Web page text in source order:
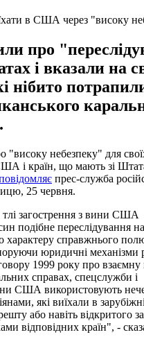
в США через "високу
про
і вказали на
нібито
небезпеку" для
і країн, що мають зі
прес-служба
25 червня.
загострення з вини США
подібне переслідування
характеру справжнього
юридичні механізми
1999 року про взаємну
справах, спецслужби і
США використовують
які виїхали в
або навіть відкритого
відповідних країн", -